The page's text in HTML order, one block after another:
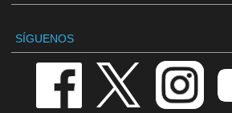
SÍGUENOS